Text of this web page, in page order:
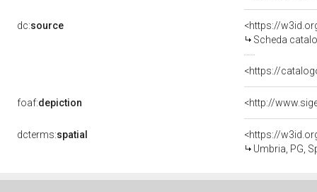
dc:source
<https://
Scheda
<https://
foaf:depiction
dcterms:spatial
<https://
Umbria, PG,